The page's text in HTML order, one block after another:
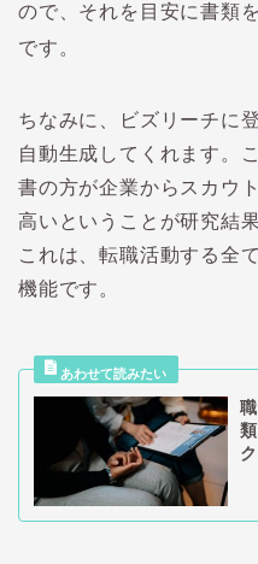
ので、それを目安に書類
です。
ちなみに、ビズリーチに
自動生成してくれます。
書の方が企業からスカウ
高いということが研究結
これは、転職活動する全
機能です。